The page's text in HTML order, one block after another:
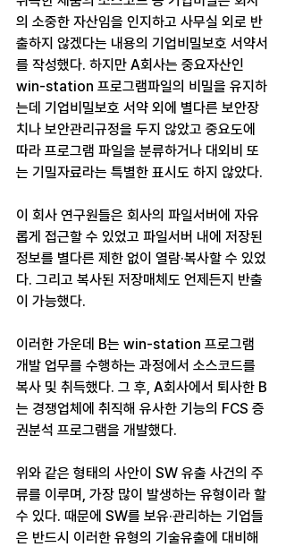
의 소중한 자산임을 인지하고 사무실 외로 반
출하지 않겠다는 내용의 기업비밀보호 서약서
를 작성했다. 하지만 A회사는 중요자산인
win-station 프로그램파일의 비밀을 유지하
는데 기업비밀보호 서약 외에 별다른 보안장
치나 보안관리규정을 두지 않았고 중요도에
따라 프로그램 파일을 분류하거나 대외비 또
는 기밀자료라는 특별한 표시도 하지 않았다.
이 회사 연구원들은 회사의 파일서버에 자유
롭게 접근할 수 있었고 파일서버 내에 저장된
정보를 별다른 제한 없이 열람·복사할 수 있었
다. 그리고 복사된 저장매체도 언제든지 반출
이 가능했다.
이러한 가운데 B는 win-station 프로그램
개발 업무를 수행하는 과정에서 소스코드를
복사 및 취득했다. 그 후, A회사에서 퇴사한 B
는 경쟁업체에 취직해 유사한 기능의 FCS 증
권분석 프로그램을 개발했다.
위와 같은 형태의 사안이 SW 유출 사건의 주
류를 이루며, 가장 많이 발생하는 유형이라 할
수 있다. 때문에 SW를 보유·관리하는 기업들
은 반드시 이러한 유형의 기술유출에 대비해